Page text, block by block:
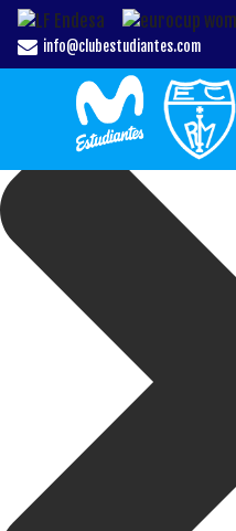
Gestionar el Consentimiento de
info@clubestudiantes.com